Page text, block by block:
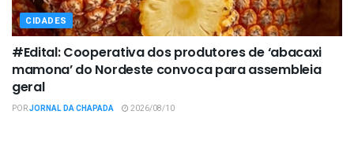
CIDADES
#Edital: Cooperativa dos produtores de ‘abacaxi
mamona’ do Nordeste convoca para assembleia
geral
PORJORNAL DA CHAPADA 2026/08/10